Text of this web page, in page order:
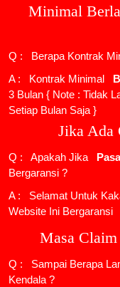
Minimal
Q : Berapa Kontrak
A : Kontrak Minimal
3 Bulan { Note : Tidak
Setiap Bulan Saja }
Jika Ada
Q : Apakah Jika
Bergaransi ?
A : Selamat Untuk
Website Ini Bergaransi
Masa Claim
Q : Sampai Berapa
Kendala ?